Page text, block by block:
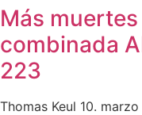
Más
combinada
223
Thomas Keul 10. marzo